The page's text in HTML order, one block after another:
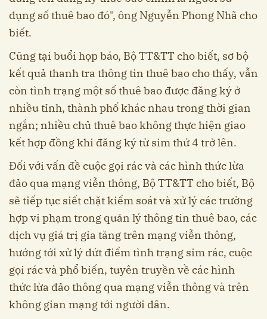
dụng số thuê bao đó", ông Nguyễn Phong Nhã cho
biết.
Cũng tại buổi họp báo, Bộ TT&TT cho biết, sơ bộ
kết quả thanh tra thông tin thuê bao cho thấy, vẫn
còn tình trạng một số thuê bao được đăng ký ở
nhiều tỉnh, thành phố khác nhau trong thời gian
ngắn; nhiều chủ thuê bao không thực hiện giao
kết hợp đồng khi đăng ký từ sim thứ 4 trở lên.
Đối với vấn đề cuộc gọi rác và các hình thức lừa
đảo qua mạng viễn thông, Bộ TT&TT cho biết, Bộ
sẽ tiếp tục siết chặt kiểm soát và xử lý các trường
hợp vi phạm trong quản lý thông tin thuê bao, các
dịch vụ giá trị gia tăng trên mạng viễn thông,
hướng tới xử lý dứt điểm tình trạng sim rác, cuộc
gọi rác và phổ biến, tuyên truyền về các hình
thức lừa đảo thông qua mạng viễn thông và trên
không gian mạng tới người dân.